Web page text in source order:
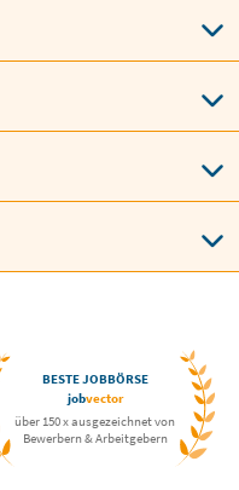
BESTE JOBBÖRSE
jobvector
über 150 x ausgezeichnet von
Bewerbern & Arbeitgebern